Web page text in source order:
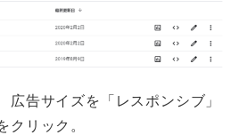
広告サイズを「レスポンシブ」
クリック。